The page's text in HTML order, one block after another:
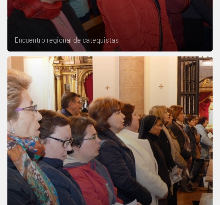
Encuentro regional de catequistas